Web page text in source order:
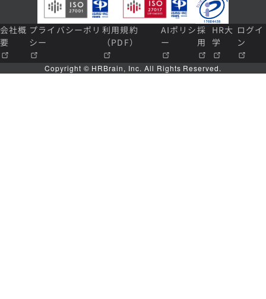
会社概
要
プライバシーポリ
シー
利用規約
（PDF）
AIポリシ
ー
採
用
HR大
学
ログイ
ン
Copyright © HRBrain, Inc. All Rights Reserved.